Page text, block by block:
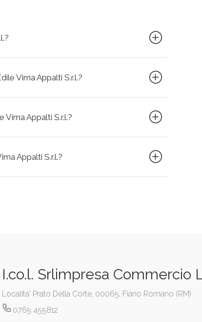
Vima Appalti S.r.l.?
Appalti S.r.l.?
Appalti S.r.l.?
I.co.l. Srlimpresa Commercio
Localita' Prato Della Corte, 00065, Fiano Romano (RM)
0765 455812